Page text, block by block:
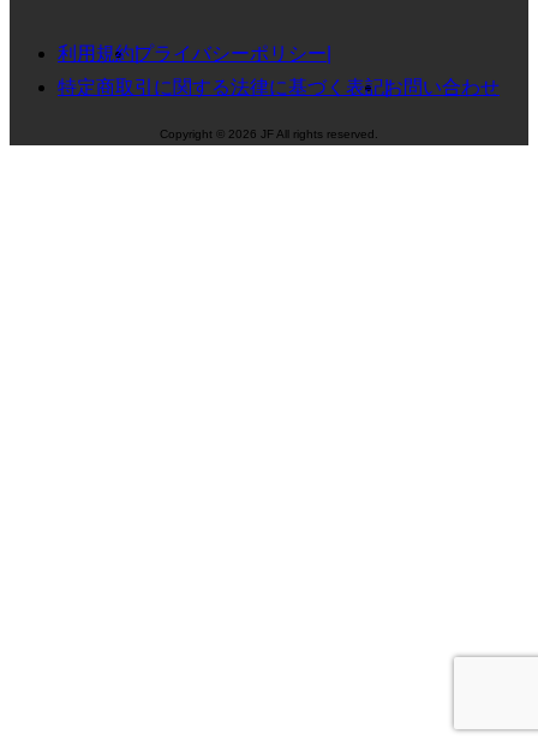
利用規約プライバシーポリシー
特定商取引に関する法律に基づく表記お問い合わせ
Copyright © 2026 JF All rights reserved.